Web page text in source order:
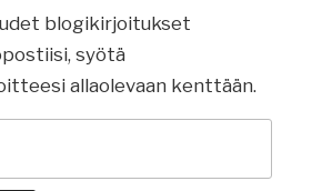
blogikirjoitukset
syötä
allaolevaan kenttään.